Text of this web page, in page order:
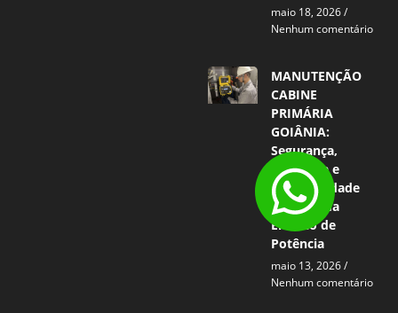
maio 18, 2026
Nenhum comentário
MANUTENÇÃO
CABINE
PRIMÁRIA
GOIÂNIA:
Segurança,
Eficiência e
Confiabilidade
no Sistema
Elétrico de
Potência
maio 13, 2026
Nenhum comentário